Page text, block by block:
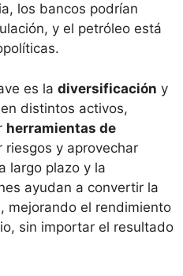
los bancos podrían
y el petróleo está
es la diversificación y
distintos activos,
herramientas de
riesgos y aprovechar
largo plazo y la
ayudan a convertir la
mejorando el rendimiento
sin importar el resultado